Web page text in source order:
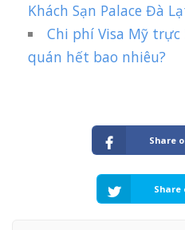
Khách Sạn Palace Đà
Chi phí Visa Mỹ
quán hết bao nhiêu?
Share
Share